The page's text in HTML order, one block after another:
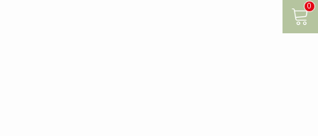
0